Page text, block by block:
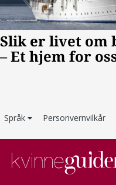
Språk Personvernvilkår